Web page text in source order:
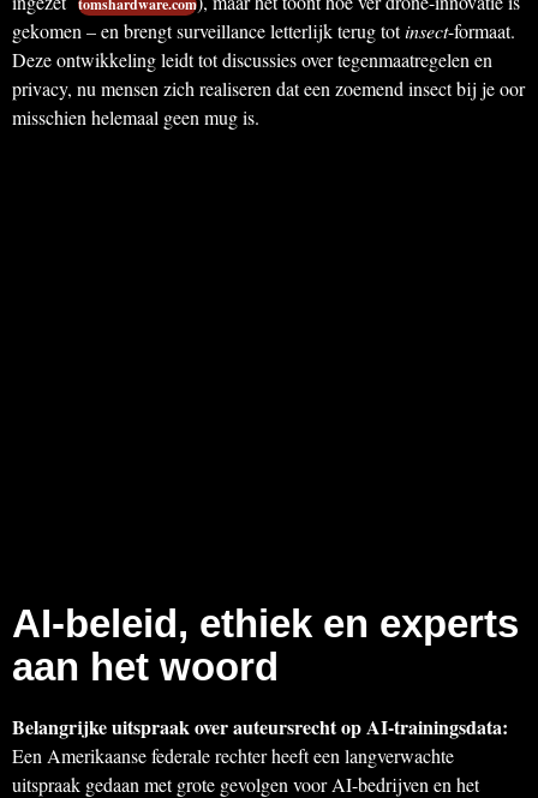
tomshardware.com
gekomen – en brengt surveillance letterlijk terug totinsect-formaat.
Deze ontwikkeling leidt tot discussies over tegenmaatregelen en
privacy, nu mensen zich realiseren dat een zoemend insect bij je oor
misschien helemaal geen mug is.
AI-beleid, ethiek en experts
aan het woord
Belangrijke uitspraak over auteursrecht op AI-trainingsdata:
Een Amerikaanse federale rechter heeft een langverwachte
uitspraak gedaan met grote gevolgen voor AI-bedrijven en het